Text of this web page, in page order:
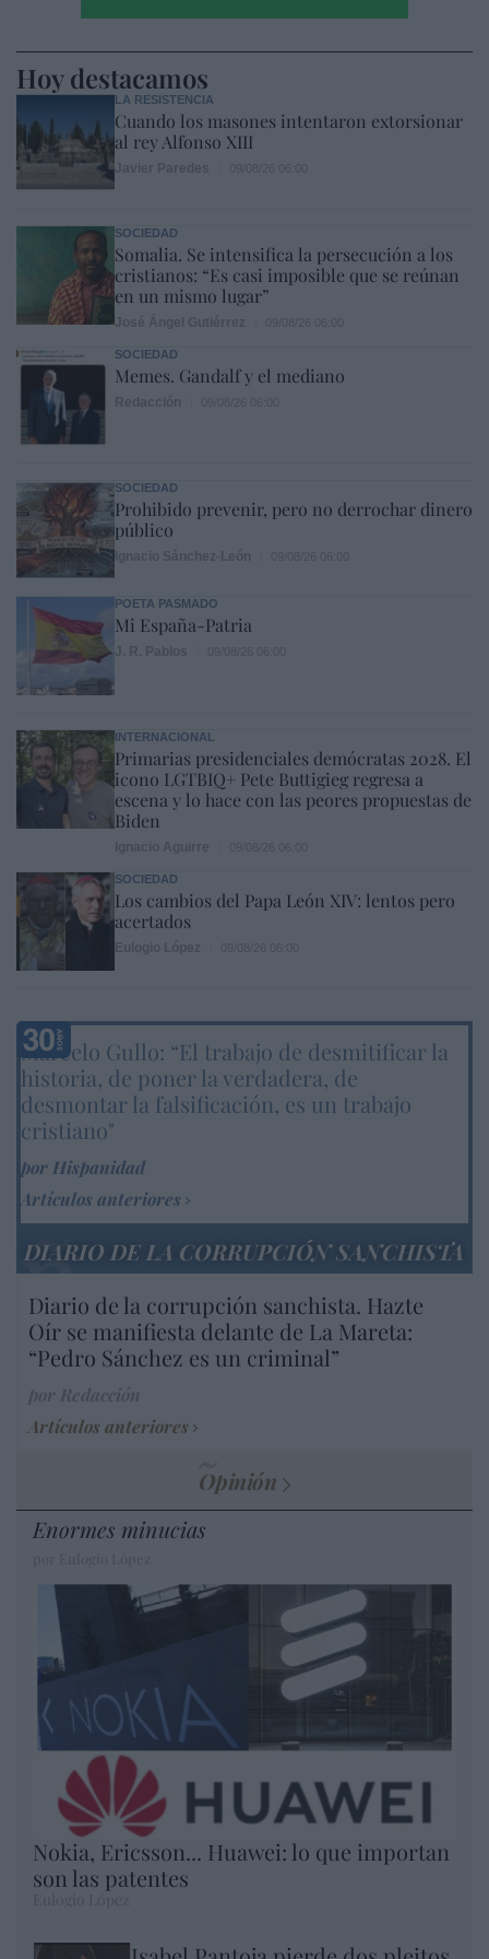
Hoy destacamos
LA RESISTENCIA
Cuando los masones intentaron extorsionar
al rey Alfonso XIII
SOCIEDAD
Somalia. Se intensifica la persecución a los
cristianos: “Es casi imposible que se reúnan
en un mismo lugar”
SOCIEDAD
Memes. Gandalf y el mediano
SOCIEDAD
Prohibido prevenir, pero no derrochar dinero
público
POETA PASMADO
Mi España-Patria
INTERNACIONAL
Primarias presidenciales demócratas 2028. El
icono LGTBIQ+ Pete Buttigieg regresa a
escena y lo hace con las peores propuestas de
Biden
SOCIEDAD
Los cambios del Papa León XIV: lentos pero
acertados
Marcelo Gullo: “El trabajo de desmitificar la
historia, de poner la verdadera, de
desmontar la falsificación, es un trabajo
cristiano"
por Hispanidad
Artículos anteriores
DIARIO DE LA CORRUPCIÓN SANCHISTA
Diario de la corrupción sanchista. Hazte
Oír se manifiesta delante de La Mareta:
“Pedro Sánchez es un criminal”
Artículos anteriores
Opinión
Enormes minucias
Nokia, Ericsson... Huawei: lo que importan
son las patentes